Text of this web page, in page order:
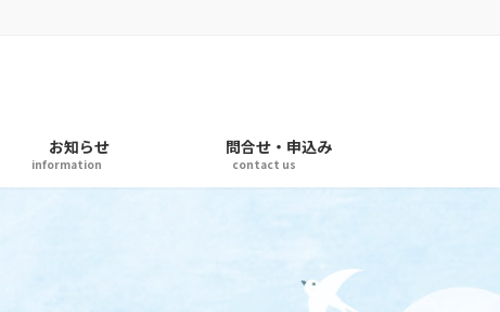
お知らせ
information
問合せ・申込み
contact us